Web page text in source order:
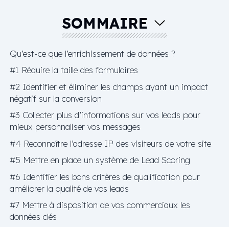
SOMMAIRE
Qu’est-ce que l’enrichissement de données ?
#1 Réduire la taille des formulaires
#2 Identifier et éliminer les champs ayant un impact
négatif sur la conversion
#3 Collecter plus d’informations sur vos leads pour
mieux personnaliser vos messages
#4 Reconnaître l’adresse IP des visiteurs de votre site
#5 Mettre en place un système de Lead Scoring
#6 Identifier les bons critères de qualification pour
améliorer la qualité de vos leads
#7 Mettre à disposition de vos commerciaux les
données clés